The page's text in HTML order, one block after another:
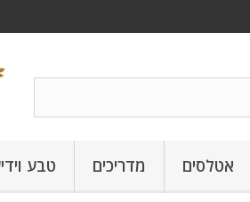
טבע מדריכים אטלסים